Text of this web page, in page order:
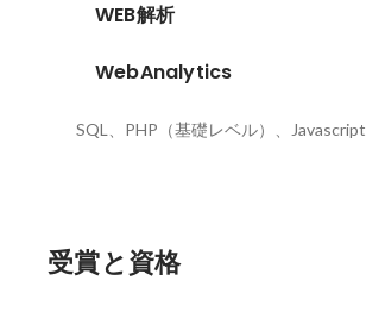
WEB解析
WebAnalytics
SQL、PHP（基礎レベル）、Javascript
受賞と資格